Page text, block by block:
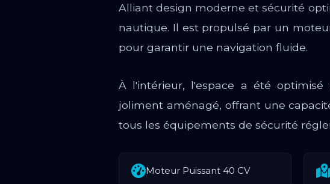
Alliant design moderne et sécurité
nautique. Il est propulsé par un
pour garantir une navigation fluide.
À l'intérieur, l'espace a été
joliment aménagé, offrant une
tous les équipements de sécurité
Moteur Puissant 40 CV